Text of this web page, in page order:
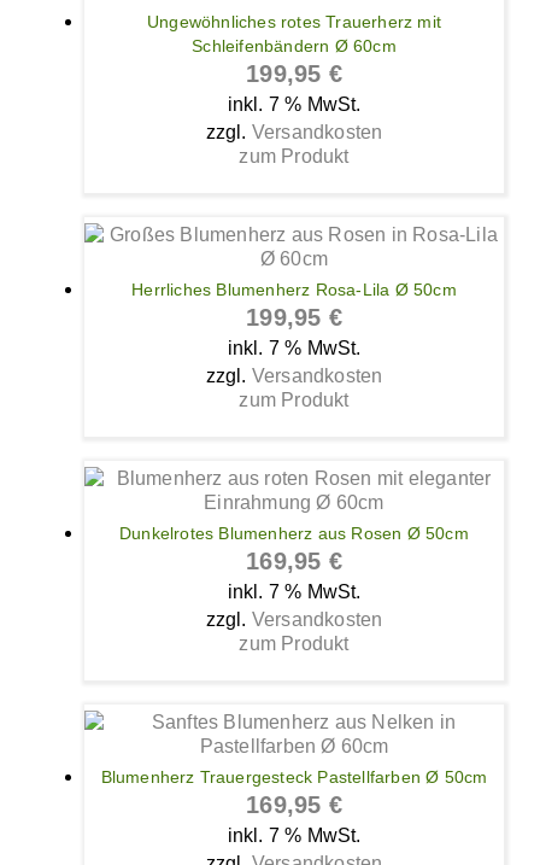
Ungewöhnliches rotes Trauerherz mit
Schleifenbändern Ø 60cm
199,95 €
inkl. 7 % MwSt.
zzgl. Versandkosten
zum Produkt
Herrliches Blumenherz Rosa-Lila Ø 50cm
199,95 €
inkl. 7 % MwSt.
zzgl. Versandkosten
zum Produkt
Dunkelrotes Blumenherz aus Rosen Ø 50cm
169,95 €
inkl. 7 % MwSt.
zzgl. Versandkosten
zum Produkt
Blumenherz Trauergesteck Pastellfarben Ø 50cm
169,95 €
inkl. 7 % MwSt.